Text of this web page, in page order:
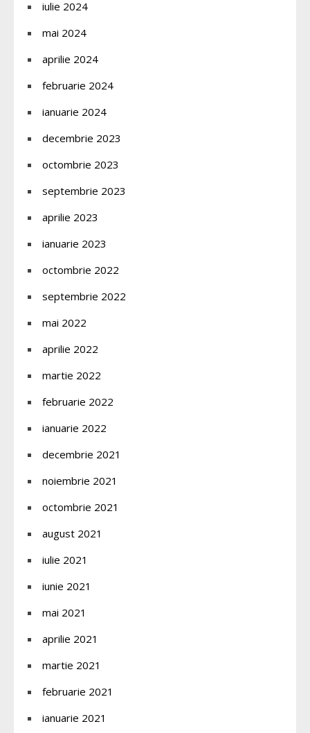
iulie 2024
mai 2024
aprilie 2024
februarie 2024
ianuarie 2024
decembrie 2023
octombrie 2023
septembrie 2023
aprilie 2023
ianuarie 2023
octombrie 2022
septembrie 2022
mai 2022
aprilie 2022
martie 2022
februarie 2022
ianuarie 2022
decembrie 2021
noiembrie 2021
octombrie 2021
august 2021
iulie 2021
iunie 2021
mai 2021
aprilie 2021
martie 2021
februarie 2021
ianuarie 2021